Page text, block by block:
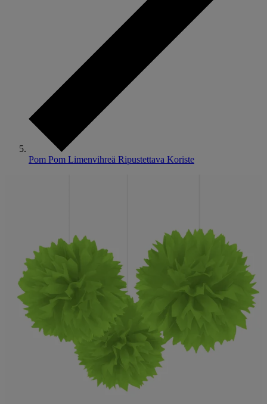
Pom Pom Limenvihreä Ripustettava Koriste